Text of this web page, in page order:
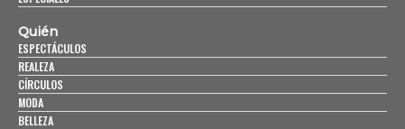
Quién
ESPECTÁCULOS
REALEZA
CÍRCULOS
MODA
BELLEZA